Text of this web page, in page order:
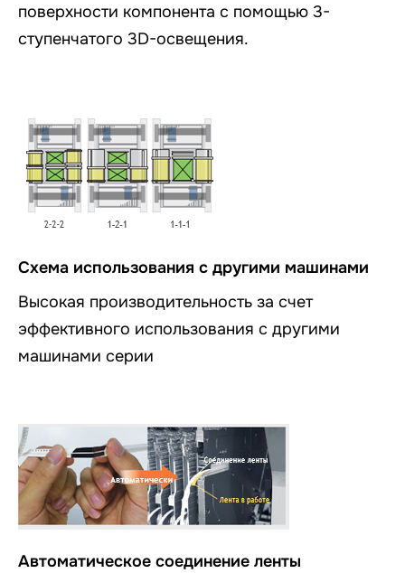
поверхности компонента с помощью 3-
ступенчатого 3D-освещения.
Схема использования с другими машинами
Высокая производительность за счет
эффективного использования с другими
машинами серии
Автоматическое соединение ленты